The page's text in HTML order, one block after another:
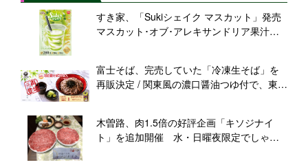
すき家、「Sukiシェイク マスカット」発売
マスカット･オブ･アレキサンドリア果汁使
富士そば、完売していた「冷凍生そば」を
再販決定 / 関東風の濃口醤油つゆ付で、東京
木曽路、肉1.5倍の好評企画「キソジナイ
ト」を追加開催 水・日曜夜限定でしゃぶ